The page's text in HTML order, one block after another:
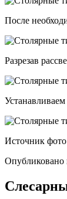
После
Разрезав
Источник
Опубликовано